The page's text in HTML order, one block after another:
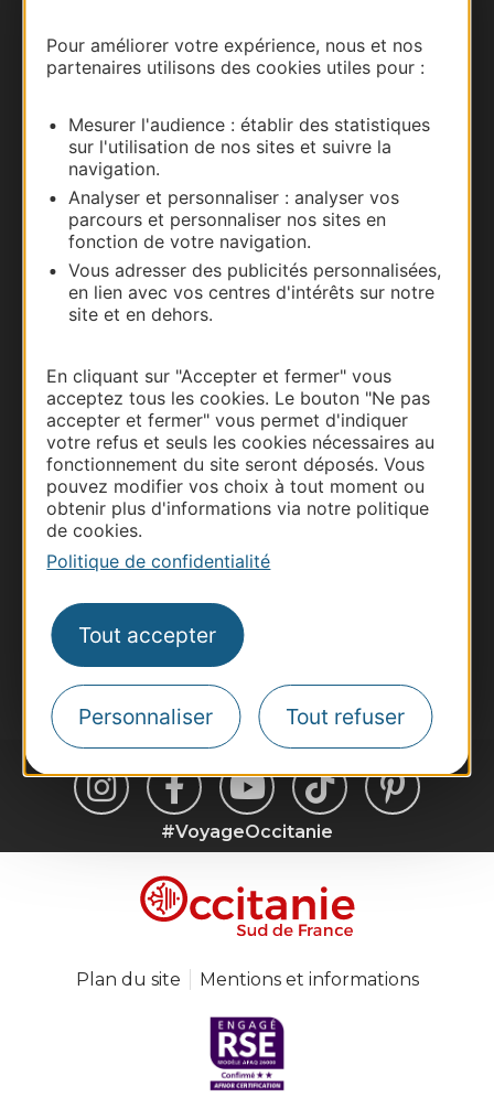
Pour améliorer votre expérience, nous et nos
partenaires utilisons des cookies utiles pour :
Mesurer l'audience : établir des statistiques
sur l'utilisation de nos sites et suivre la
navigation.
Analyser et personnaliser : analyser vos
parcours et personnaliser nos sites en
fonction de votre navigation.
Vous adresser des publicités personnalisées,
en lien avec vos centres d'intérêts sur notre
site et en dehors.
En cliquant sur "Accepter et fermer" vous
acceptez tous les cookies. Le bouton "Ne pas
accepter et fermer" vous permet d'indiquer
votre refus et seuls les cookies nécessaires au
fonctionnement du site seront déposés. Vous
pouvez modifier vos choix à tout moment ou
obtenir plus d'informations via notre politique
de cookies.
Politique de confidentialité
Tout accepter
Personnaliser Tout refuser
Carte interactive
Documentation
Thermalisme
Business/Mice
Pros d'Occitanie
Site presse et d'influence
Voyagistes
Destination Sport
Destination Occitanie pour recevoir des
suggestions de séjours, de visites et de sorties.
Je m'abonne
#VoyageOccitanie
Plan du site Mentions et informations